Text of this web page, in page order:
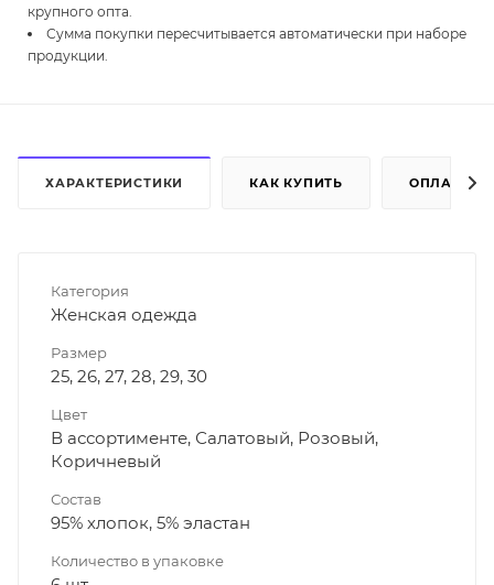
крупного опта.
Сумма покупки пересчитывается автоматически при наборе
продукции.
ХАРАКТЕРИСТИКИ КАК КУПИТЬ ОПЛАТА
Категория
Женская одежда
Размер
25, 26, 27, 28, 29, 30
Цвет
В ассортименте, Салатовый, Розовый,
Коричневый
Состав
95% хлопок, 5% эластан
Количество в упаковке